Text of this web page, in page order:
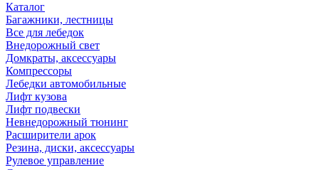
Каталог
Багажники, лестницы
Все для лебедок
Внедорожный свет
Домкраты, аксессуары
Компрессоры
Лебедки автомобильные
Лифт кузова
Лифт подвески
Невнедорожный тюнинг
Расширители арок
Резина, диски, аксессуары
Рулевое управление